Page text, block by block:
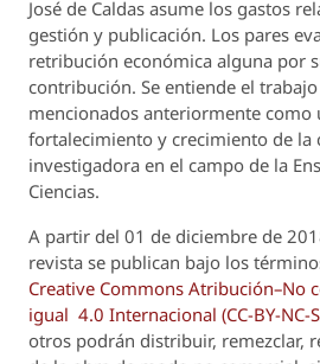
José de Caldas asume los gastos
gestión y publicación. Los pares
retribución económica alguna por
contribución. Se entiende el
mencionados anteriormente como
fortalecimiento y crecimiento de la
investigadora en el campo de la
Ciencias.
A partir del 01 de diciembre de
revista se publican bajo los
Creative Commons Atribución–No
igual 4.0 Internacional (CC-BY-NC-
otros podrán distribuir, remezclar,